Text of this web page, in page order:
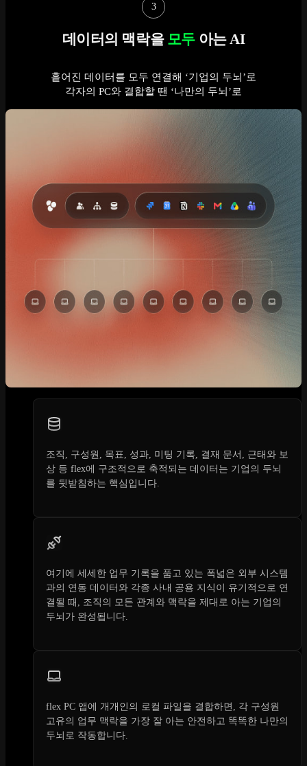
3
데이터의 맥락을 모두아는 AI
흩어진 데이터를 모두 연결해 ‘기업의 두뇌’로
각자의 PC와 결합할 땐 ‘나만의 두뇌’로
조직, 구성원, 목표, 성과, 미팅 기록, 결재 문서, 근태와 보
상 등 flex에 구조적으로 축적되는 데이터는 기업의 두뇌
를 뒷받침하는 핵심입니다.
여기에 세세한 업무 기록을 품고 있는 폭넓은 외부 시스템
과의 연동 데이터와 각종 사내 공용 지식이 유기적으로 연
결될 때, 조직의 모든 관계와 맥락을 제대로 아는 기업의
두뇌가 완성됩니다.
flex PC 앱에 개개인의 로컬 파일을 결합하면, 각 구성원
고유의 업무 맥락을 가장 잘 아는 안전하고 똑똑한 나만의
두뇌로 작동합니다.